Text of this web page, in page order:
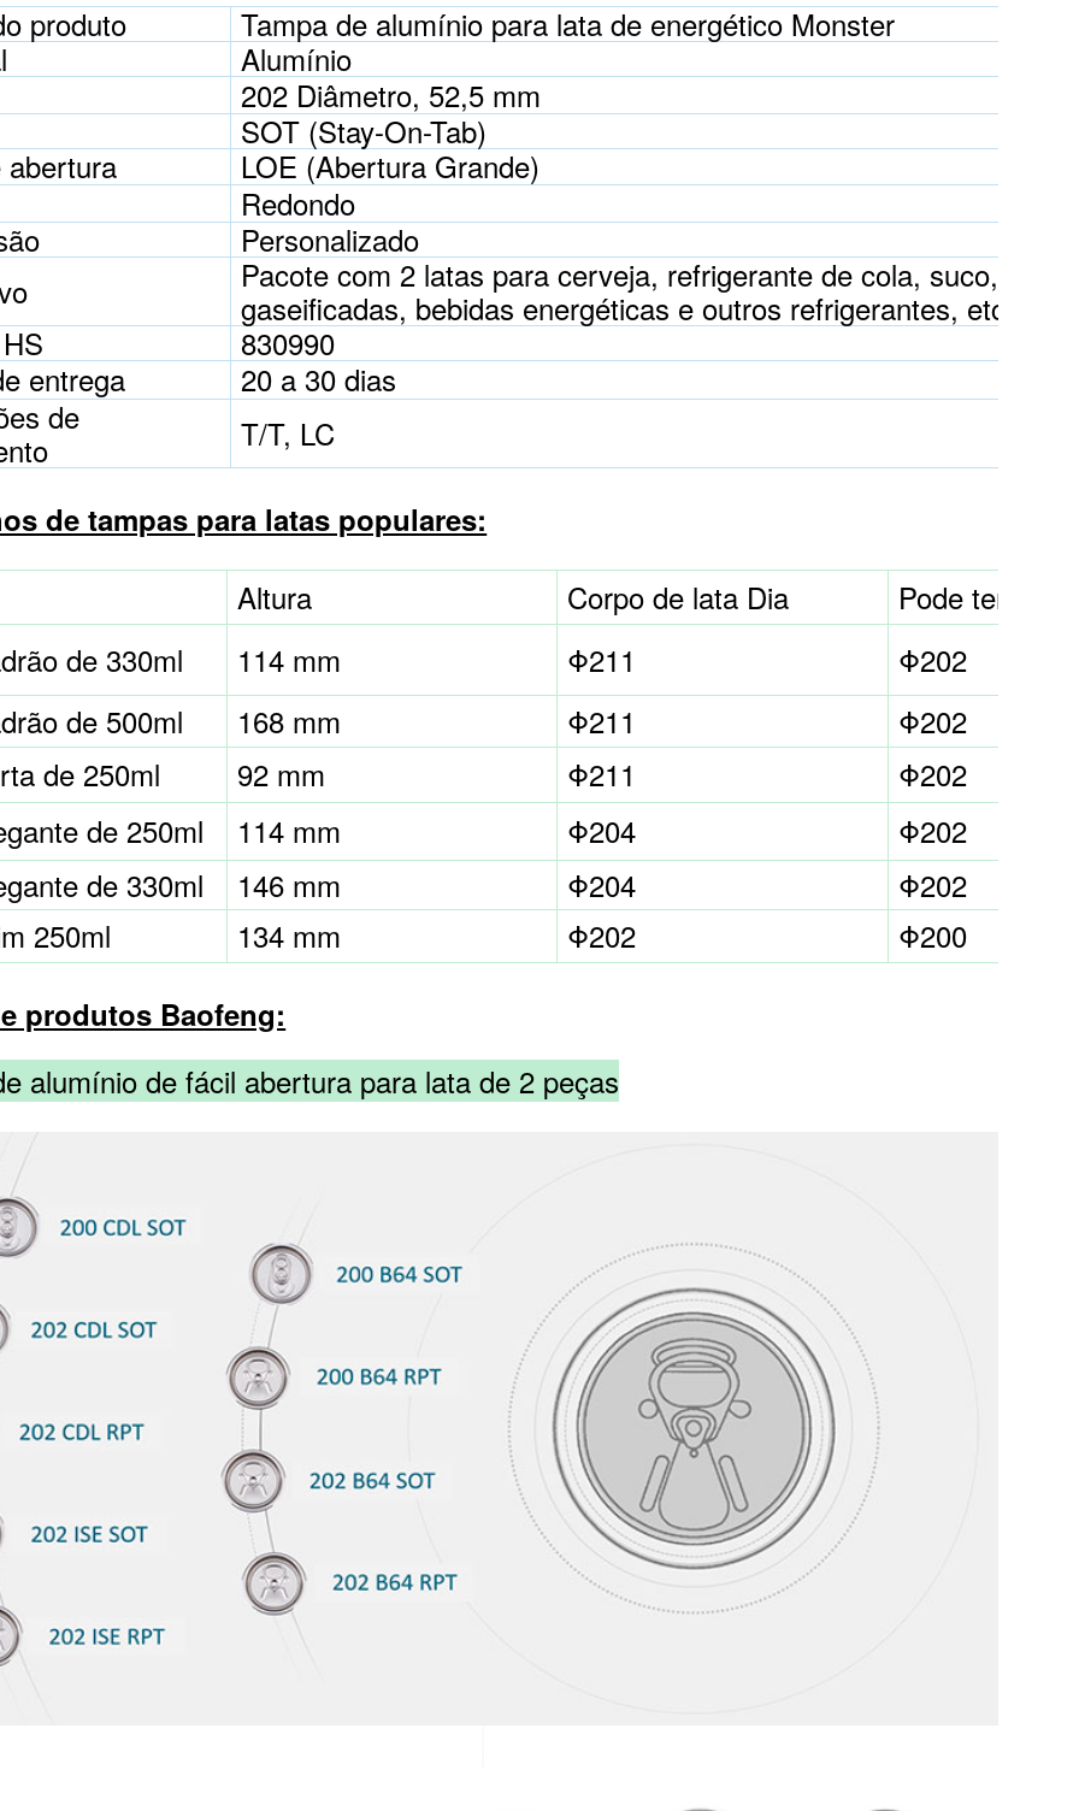
produto
Tampa de alumínio para lata de energético Monster
Alumínio
202 Diâmetro, 52,5 mm
SOT (Stay-On-Tab)
abertura
LOE (Abertura Grande)
Redondo
Personalizado
Pacote com 2 latas para cerveja, refrigerante de cola, suco, café,
gaseificadas, bebidas energéticas e outros refrigerantes, etc.
830990
entrega
20 a 30 dias
de
T/T, LC
de tampas para latas populares:
Altura Corpo de lata Dia
Pode
de 330ml
114 mm Φ211
Φ202
de 500ml
168 mm Φ211
Φ202
de 250ml
92 mm Φ211
Φ202
de 250ml
114 mm Φ204
Φ202
de 330ml
146 mm Φ204
Φ202
250ml
134 mm Φ202 Φ200
produtos Baofeng:
alumínio de fácil abertura para lata de 2 peças